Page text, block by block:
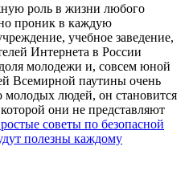
роль в жизни любого
проник в каждую
учебное заведение,
Интернета в России
молодежи и, совсем юной
Всемирной паутины очень
людей, он становится
они не представляют
советы по безопасной
полезны каждому